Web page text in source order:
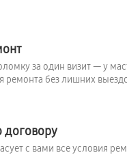
за один визит — у
ремонта без лишних
договору
с вами все условия